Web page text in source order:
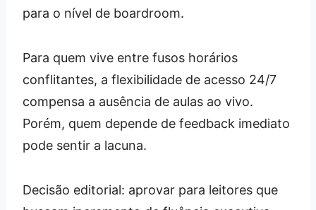
para o nível de boardroom.
Para quem vive entre fusos horários
conflitantes, a flexibilidade de acesso 24/7
compensa a ausência de aulas ao vivo.
Porém, quem depende de feedback imediato
pode sentir a lacuna.
Decisão editorial: aprovar para leitores que